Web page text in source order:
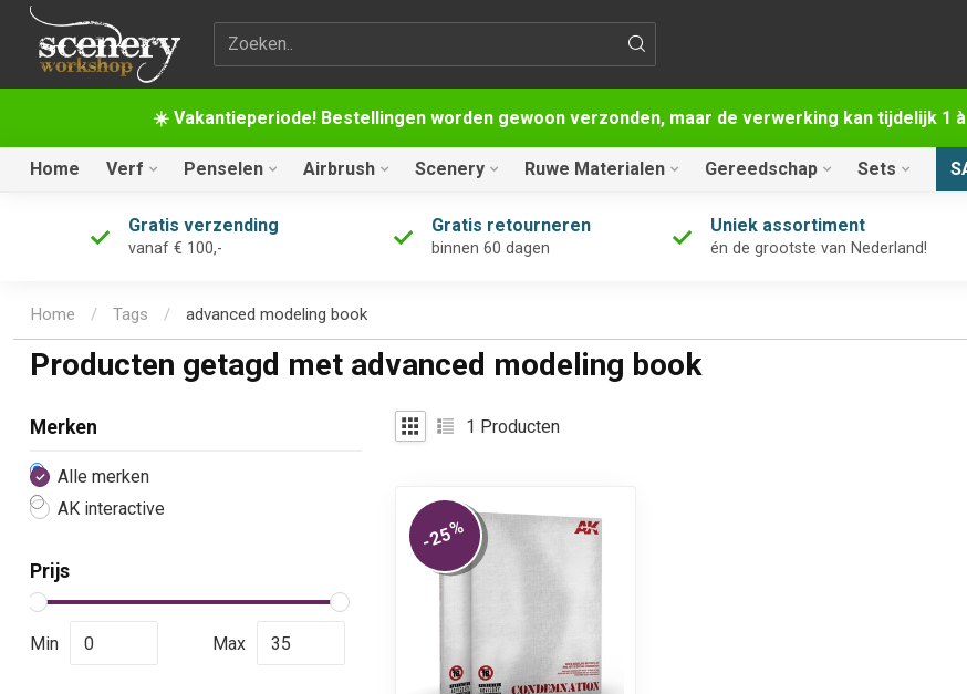
☀️ Vakantieperiode! Bestellingen worden gewoon verzonden, maar de verwerking kan tijdelijk 1
Zoekterm
Home Verf Penselen Airbrush Scenery Ruwe Materialen Gereedschap Sets
Gratis verzending
vanaf € 100,-
Gratis retourneren
binnen 60 dagen
Uniek assortiment
én de grootste van Nederland!
Home / Tags / advanced modeling book
Producten getagd met advanced modeling book
Merken
Alle merken
AK interactive
Prijs
Min Max
1 Producten
-25%